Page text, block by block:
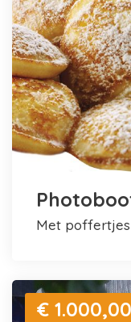
met
€ 1.000,00